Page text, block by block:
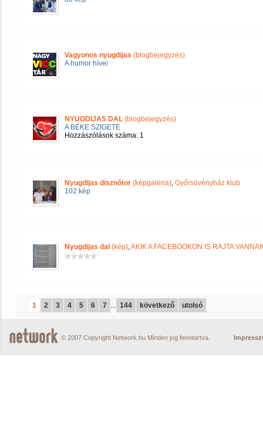
Vagyonos nyugdijas (blogbejegyzés)
A humor hívei
NYUGDIJAS DAL (blogbejegyzés)
A BÉKE SZIGETE
Hozzászólások száma: 1
Nyugdijas disznótor (képgaléria), Győrsövényház klub
102 kép
Nyugdijas dal (kép),AKIK A FACEBOOKON IS RAJTA
1 2 3 4 5 6 7 ... 144 következő utolsó
© 2007 Copyright Network.hu Minden jog fenntartva.